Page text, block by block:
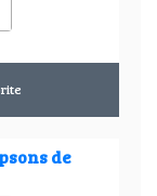
de